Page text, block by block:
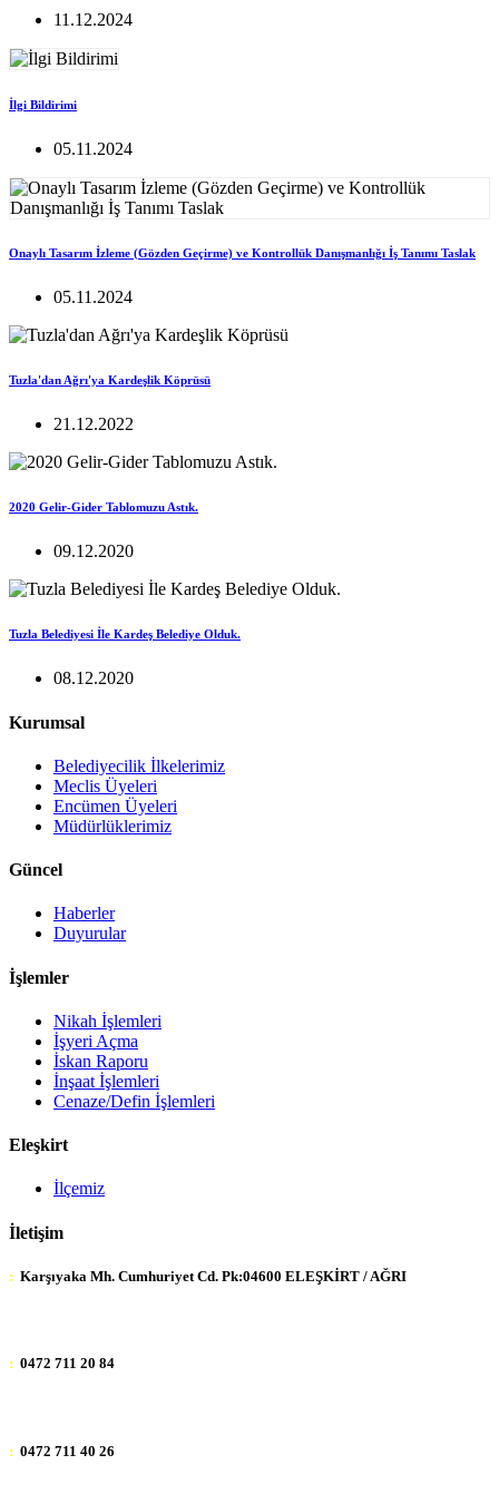
11.12.2024
İlgi Bildirimi
05.11.2024
Onaylı Tasarım İzleme (Gözden Geçirme) ve Kontrollük Danışmanlığı İş Tanımı Taslak
05.11.2024
Tuzla'dan Ağrı'ya Kardeşlik Köprüsü
21.12.2022
2020 Gelir-Gider Tablomuzu Astık.
09.12.2020
Tuzla Belediyesi İle Kardeş Belediye Olduk.
08.12.2020
Kurumsal
Belediyecilik İlkelerimiz
Meclis Üyeleri
Encümen Üyeleri
Müdürlüklerimiz
Güncel
Haberler
Duyurular
İşlemler
Nikah İşlemleri
İşyeri Açma
İskan Raporu
İnşaat İşlemleri
Cenaze/Defin İşlemleri
Eleşkirt
İlçemiz
İletişim
: Karşıyaka Mh. Cumhuriyet Cd. Pk:04600 ELEŞKİRT / AĞRI
: 0472 711 20 84
: 0472 711 40 26